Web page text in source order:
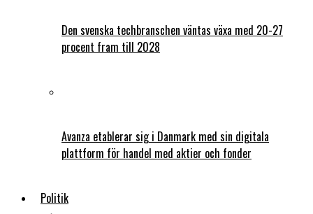
Den svenska techbranschen väntas växa med 20-27
procent fram till 2028
Avanza etablerar sig i Danmark med sin digitala
plattform för handel med aktier och fonder
Politik